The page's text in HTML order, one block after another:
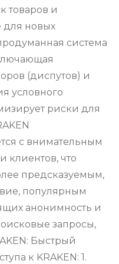
товаров и
для новых
система
(диспутов) и
условного
риски для
с внимательным
клиентов, что
предсказуемым,
популярным
анонимность и
запросы,
Быстрый
к KRAKEN: 1.